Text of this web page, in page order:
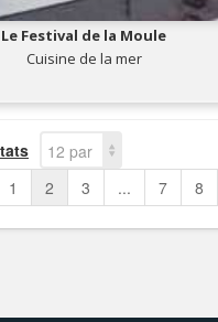
Le Festival de la Moule
Cuisine de la mer
12 par
page
1 2 3 ... 7 8